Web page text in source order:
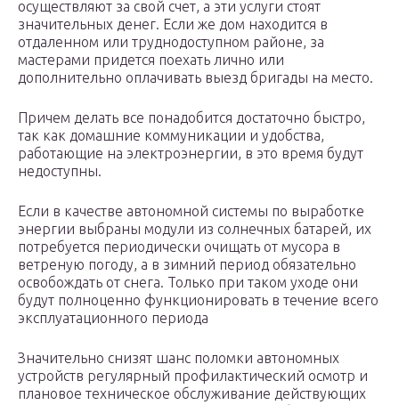
осуществляют за свой счет, а эти услуги стоят
значительных денег. Если же дом находится в
отдаленном или труднодоступном районе, за
мастерами придется поехать лично или
дополнительно оплачивать выезд бригады на место.
Причем делать все понадобится достаточно быстро,
так как домашние коммуникации и удобства,
работающие на электроэнергии, в это время будут
недоступны.
Если в качестве автономной системы по выработке
энергии выбраны модули из солнечных батарей, их
потребуется периодически очищать от мусора в
ветреную погоду, а в зимний период обязательно
освобождать от снега. Только при таком уходе они
будут полноценно функционировать в течение всего
эксплуатационного периода
Значительно снизят шанс поломки автономных
устройств регулярный профилактический осмотр и
плановое техническое обслуживание действующих